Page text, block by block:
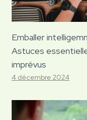
Emballer
Astuces
imprévus
4 décembre 2024